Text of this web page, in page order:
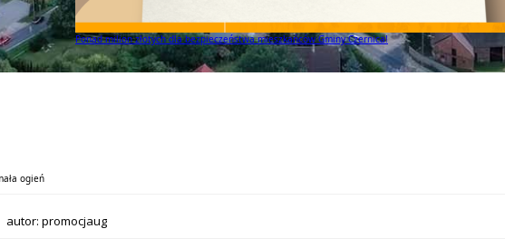
Mamy to! Gmina Czernica z dofinansowaniem na działania dla seniorów!
ogień
autor: promocjaug